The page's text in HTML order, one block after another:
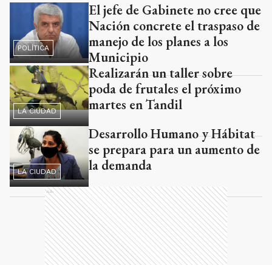
POLÍTICA
El jefe de Gabinete no cree que
Nación concrete el traspaso de
manejo de los planes a los
Municipio
LA CIUDAD
Realizarán un taller sobre
poda de frutales el próximo
martes en Tandil
LA CIUDAD
Desarrollo Humano y Hábitat
se prepara para un aumento de
la demanda
Ads